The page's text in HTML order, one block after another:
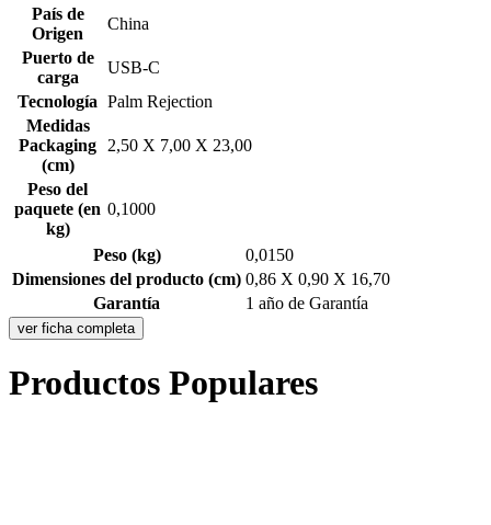
País de
Origen
China
Puerto de
carga
USB-C
Tecnología Palm Rejection
Medidas
Packaging
(cm)
2,50 X 7,00 X 23,00
Peso del
paquete (en
kg)
0,1000
Peso (kg)
0,0150
Dimensiones del producto (cm) 0,86 X 0,90 X 16,70
Garantía
1 año de Garantía
ver ficha completa
Productos Populares